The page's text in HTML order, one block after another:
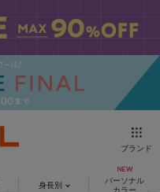
ブランド
身長別
パーソナル
カラー